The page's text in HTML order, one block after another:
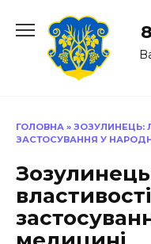
до
ГОЛОВНА » ЗОЗУЛИНЕЦЬ:
ЗАСТОСУВАННЯ У